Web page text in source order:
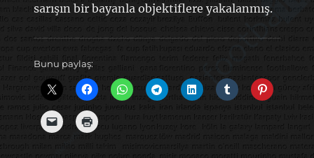
sarışın bir bayanla objektiflere yakalanmış.
Bunu paylaş: